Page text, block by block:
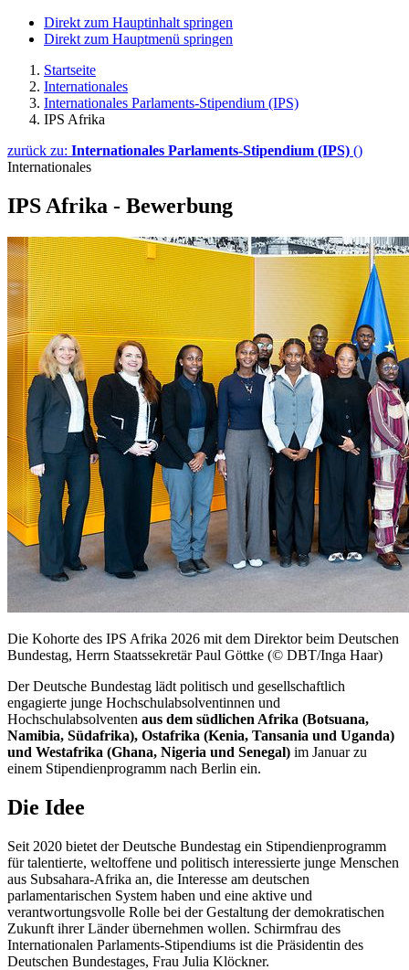
Direkt zum Hauptinhalt springen
Direkt zum Hauptmenü springen
Startseite
Internationales
Internationales Parlaments-Stipendium (IPS)
IPS Afrika
zurück zu: Internationales Parlaments-Stipendium (IPS) ()
Internationales
IPS Afrika - Bewerbung
Die Kohorte des IPS Afrika 2026 mit dem Direktor beim Deutschen
Bundestag, Herrn Staatssekretär Paul Göttke (© DBT/Inga Haar)
Der Deutsche Bundestag lädt politisch und gesellschaftlich
engagierte junge Hochschulabsolventinnen und
Hochschulabsolventen aus dem südlichen Afrika (Botsuana,
Namibia, Südafrika), Ostafrika (Kenia, Tansania und Uganda)
und Westafrika (Ghana, Nigeria und Senegal) im Januar zu
einem Stipendienprogramm nach Berlin ein.
Die Idee
Seit 2020 bietet der Deutsche Bundestag ein Stipendienprogramm
für talentierte, weltoffene und politisch interessierte junge Menschen
aus Subsahara-Afrika an, die Interesse am deutschen
parlamentarischen System haben und eine aktive und
verantwortungsvolle Rolle bei der Gestaltung der demokratischen
Zukunft ihrer Länder übernehmen wollen. Schirmfrau des
Internationalen Parlaments-Stipendiums ist die Präsidentin des
Deutschen Bundestages, Frau Julia Klöckner.